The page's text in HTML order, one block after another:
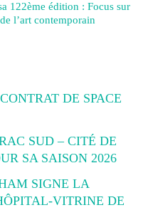
122ème édition : Focus sur
l’art contemporain
DE SPACE
SUD – CITÉ DE
SA SAISON 2026
SIGNE LA
VITRINE DE